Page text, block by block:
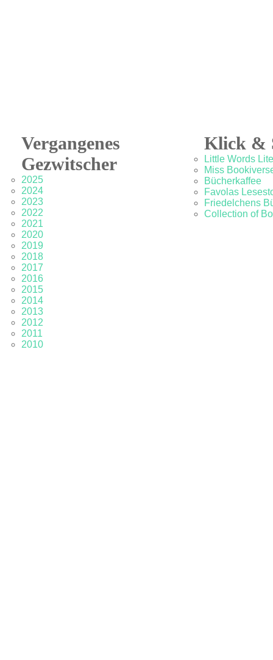
Vergangenes
Gezwitscher
2025
2024
2023
2022
2021
2020
2019
2018
2017
2016
2015
2014
2013
2012
2011
2010
Klick &
Little Words
Miss
Bücherkaffee
Favolas
Friedelchens
Collection of